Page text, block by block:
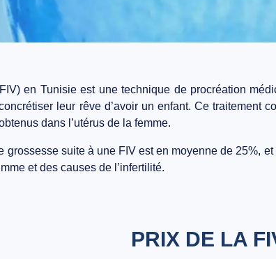
en Tunisieest une technique de procréation
leur rêve d’avoir un enfant. Ce traitement
dans l’utérus de la femme.
grossesse suite à une FIVest en moyenne de 25%, et
et des causes de l’infertilité.
PRIX DE LA